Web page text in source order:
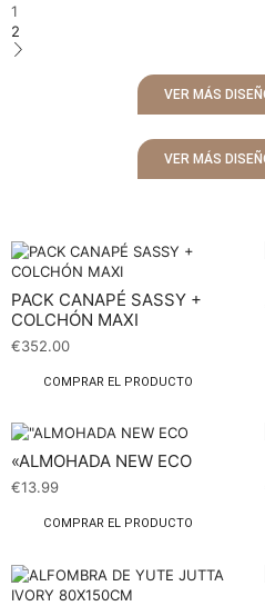
1
2
VER MÁS
VER MÁS
PACK CANAPÉ SASSY +
COLCHÓN MAXI
€352.00
COMPRAR EL PRODUCTO
«ALMOHADA NEW ECO
€13.99
COMPRAR EL PRODUCTO